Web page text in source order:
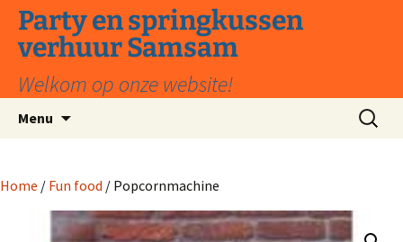
naar
inhoud
Party en springkussen
verhuur Samsam
Welkom op onze website!
Menu
Zoeken
naar:
Home / Fun food / Popcornmachine